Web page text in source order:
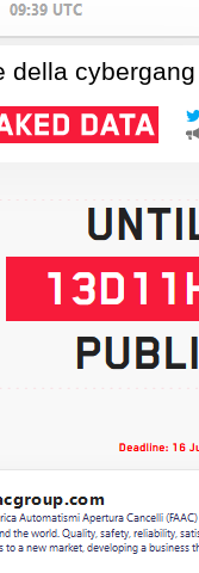
della